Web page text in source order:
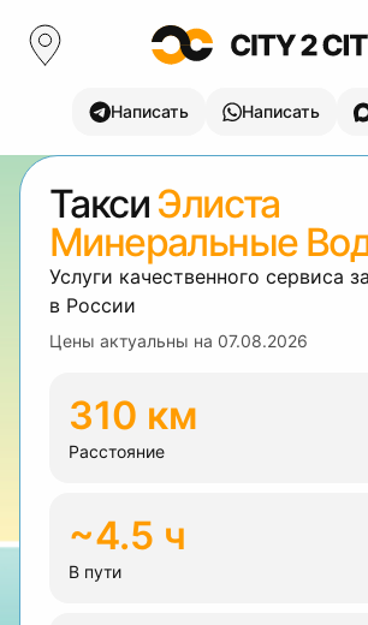
Написать Написать
Такси Элиста
Минеральные
Услуги качественного сервиса
в России
Цены актуальны на 07.08.2026
310 км
Расстояние
~4.5 ч
В пути